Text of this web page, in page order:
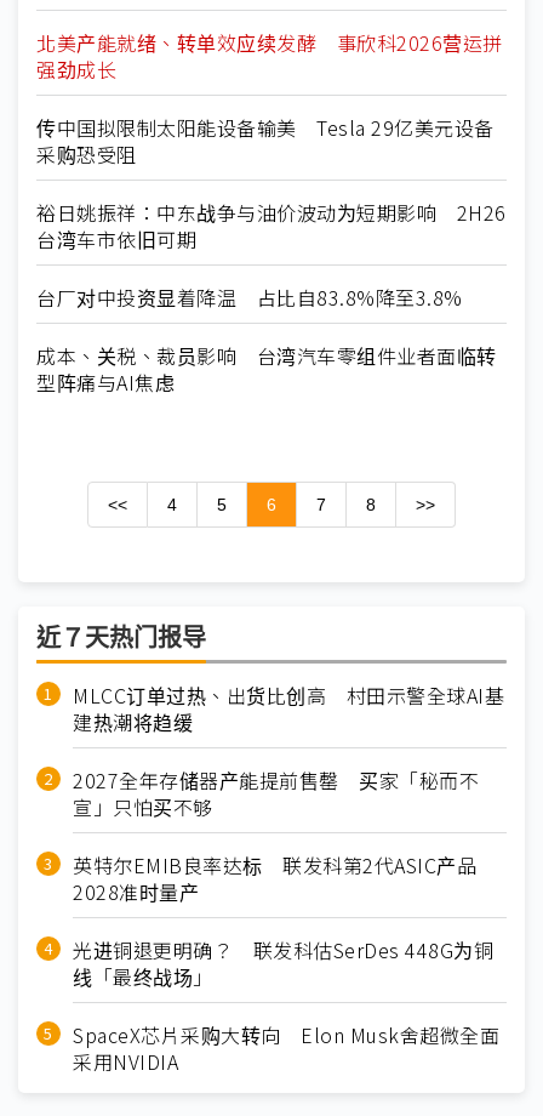
北美产能就绪、转单效应续发酵 事欣科2026营运拼
强劲成长
传中国拟限制太阳能设备输美 Tesla 29亿美元设备
采购恐受阻
裕日姚振祥：中东战争与油价波动为短期影响 2H26
台湾车市依旧可期
台厂对中投资显着降温 占比自83.8%降至3.8%
成本、关税、裁员影响 台湾汽车零组件业者面临转
型阵痛与AI焦虑
<< 4 5 6 7 8 >>
近７天热门报导
MLCC订单过热、出货比创高 村田示警全球AI基
建热潮将趋缓
2027全年存储器产能提前售罄 买家「秘而不
宣」只怕买不够
英特尔EMIB良率达标 联发科第2代ASIC产品
2028准时量产
光进铜退更明确？ 联发科估SerDes 448G为铜
线「最终战场」
SpaceX芯片采购大转向 Elon Musk舍超微全面
采用NVIDIA